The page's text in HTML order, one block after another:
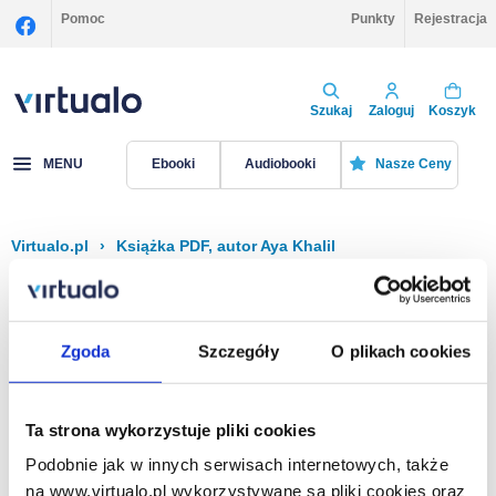
Zgoda Szczegóły O plikach cookies
Ta strona wykorzystuje pliki cookies
Podobnie jak w innych serwisach internetowych, także
na www.virtualo.pl wykorzystywane są pliki cookies oraz
Pomoc Punkty Rejestracja
Szukaj Zaloguj Koszyk
MENU Ebooki Audiobooki Nasze Ceny
Virtualo.pl › Książka PDF, autor Aya Khalil
Filtruj Sortuj
Na stronie